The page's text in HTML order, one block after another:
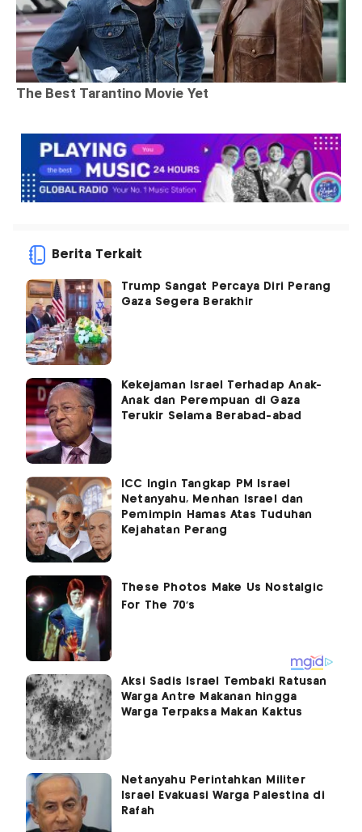
Berita Terkait
Trump Sangat Percaya Diri Perang
Gaza Segera Berakhir
Kekejaman Israel Terhadap Anak-
Anak dan Perempuan di Gaza
Terukir Selama Berabad-abad
ICC Ingin Tangkap PM Israel
Netanyahu, Menhan Israel dan
Pemimpin Hamas Atas Tuduhan
Kejahatan Perang
Aksi Sadis Israel Tembaki Ratusan
Warga Antre Makanan hingga
Warga Terpaksa Makan Kaktus
Netanyahu Perintahkan Militer
Israel Evakuasi Warga Palestina di
Rafah